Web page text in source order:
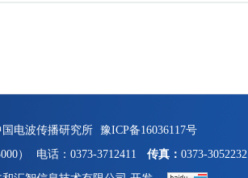
电波传播研究所 豫ICP备16036117号
） 电话：0373-3712411 传真： 0373-3052232